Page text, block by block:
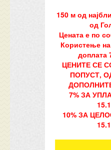
150 м од
од
Цената е по
Користење
доплата
ЦЕНИТЕ СЕ
ПОПУСТ,
7% ЗА
10% ЗА